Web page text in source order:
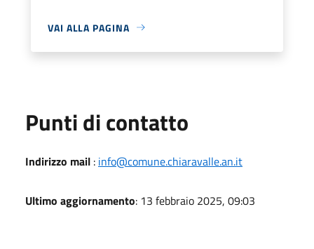
VAI ALLA PAGINA
Punti di contatto
Indirizzo mail : info@comune.chiaravalle.an.it
Ultimo aggiornamento: 13 febbraio 2025, 09:03